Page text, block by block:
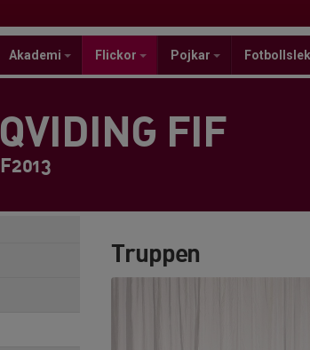
Akademi Flickor Pojkar
QVIDING FIF
F2013
Truppen